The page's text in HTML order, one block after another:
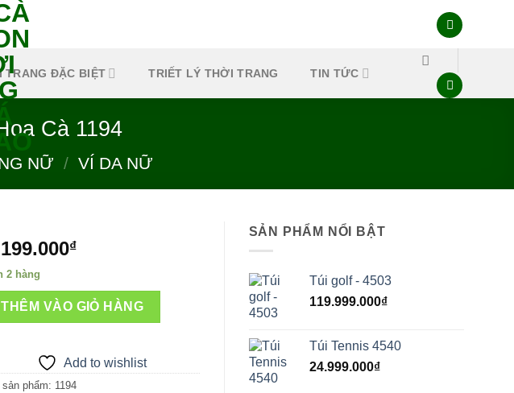
TRANG ĐẶC BIỆT TRIẾT LÝ THỜI TRANG TIN TỨC
Cà 1194
NỮ / VÍ DA NỮ
₫
2 hàng
THÊM VÀO GIỎ HÀNG
Add to wishlist
sản phẩm: 1194
SẢN PHẨM NỔI BẬT
Túi golf - 4503
119.999.000₫
Túi Tennis 4540
24.999.000₫